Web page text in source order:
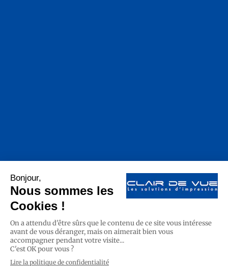
Navigation :
© Copyright 2023 – Tous droits réservés